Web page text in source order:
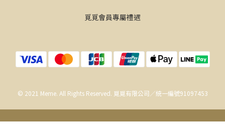
覓覓會員專屬禮遇
© 2021 Meme. All Rights Reserved. 覓覓有限公司／統一編號91097453